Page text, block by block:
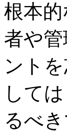
根本
者や
ント
して
るべ